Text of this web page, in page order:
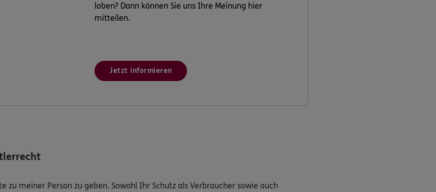
loben? Dann können Sie uns Ihre Meinung hier
mitteilen.
Jetzt informieren
zu meiner Person zu geben. Sowohl Ihr Schutz als Verbraucher sowie auch